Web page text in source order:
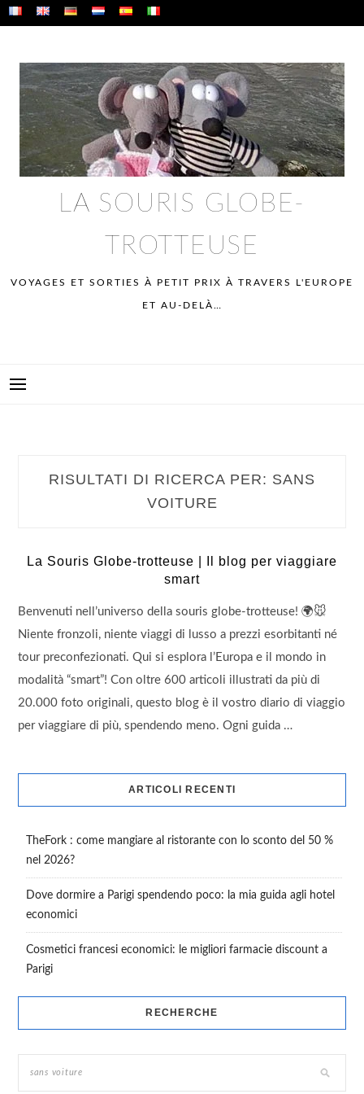
Vai
al
LA SOURIS GLOBE-
TROTTEUSE
VOYAGES ET SORTIES À PETIT PRIX À TRAVERS L'EUROPE
ET AU-DELÀ…
RISULTATI DI RICERCA PER: SANS
VOITURE
La Souris Globe-trotteuse | Il blog per viaggiare
smart
Benvenuti nell’universo della souris globe-trotteuse! 🌍🐭
Niente fronzoli, niente viaggi di lusso a prezzi esorbitanti né
tour preconfezionati. Qui si esplora l’Europa e il mondo in
modalità “smart”! Con oltre 600 articoli illustrati da più di
20.000 foto originali, questo blog è il vostro diario di viaggio
per viaggiare di più, spendendo meno. Ogni guida …
ARTICOLI RECENTI
TheFork : come mangiare al ristorante con lo sconto del 50 %
nel 2026?
Dove dormire a Parigi spendendo poco: la mia guida agli hotel
economici
Cosmetici francesi economici: le migliori farmacie discount a
Parigi
RECHERCHE